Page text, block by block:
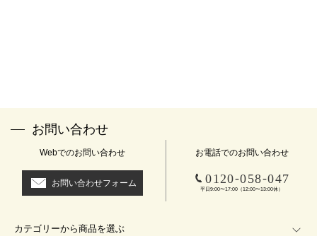
お問い合わせ
Webでのお問い合わせ
お問い合わせフォーム
お電話でのお問い合わせ
0120-058-047
平日9:00〜17:00（12:00〜13:00休）
カテゴリーから商品を選ぶ